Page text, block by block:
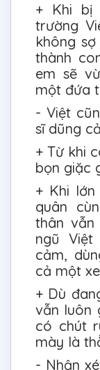
+ Khi bị
trường
không
thành
em sẽ
một đứa
- Việt
sĩ dũng
+ Từ khi
bọn giặc
+ Khi
quân
thân
ngũ
cảm,
cả một
+ Dù
vẫn luôn
có chút
mày là
- Nhận